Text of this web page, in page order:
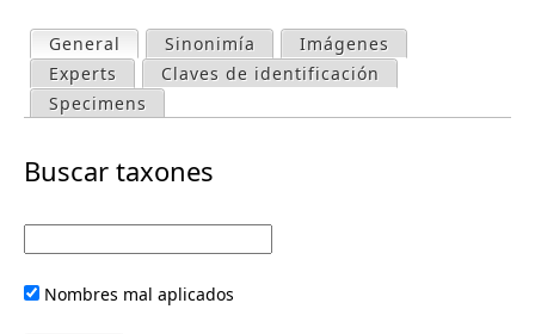
P
r
i
a
General (active tab)
Sinonimía
Imágenes
Experts
Claves de identificación
Specimens
i
e
Buscar taxones
Nombres mal aplicados